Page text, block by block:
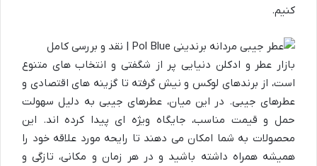
کنیم.
بازار عطر و ادکلن دنیایی پر از شگفتی و انتخاب های متنوع
است، از برندهای لوکس و نیش گرفته تا گزینه های اقتصادی و
عطرهای جیبی. در این میان، عطرهای جیبی به دلیل سهولت
حمل و قیمت مناسب، جایگاه ویژه ای پیدا کرده اند. این
محصولات به شما امکان می دهند تا رایحه مورد علاقه خود را
همیشه همراه داشته باشید و در هر زمان و مکانی، تازگی و